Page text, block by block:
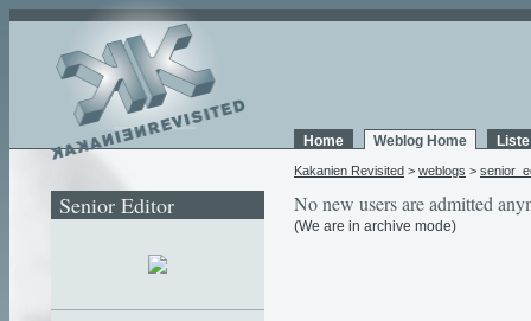
Home Weblog Home
Kakanien Revisited > weblogs >
No new users are admitted
(We are in archive mode)
Senior Editor